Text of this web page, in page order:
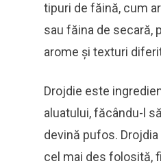
tipuri de făină, cum
sau făina de secară,
arome și texturi
Drojdie este
aluatului, făcându-l
devină pufos.
cel mai des folosită,